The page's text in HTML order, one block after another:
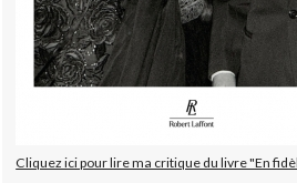
Cliquez ici pour lire ma critique du livre "En